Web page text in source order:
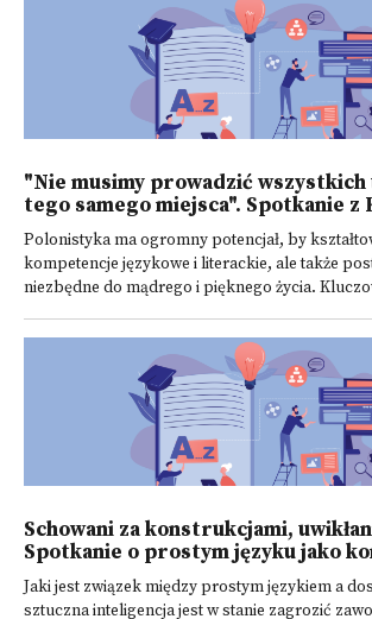
"Nie musimy prowadzić wszystkich
tego samego miejsca". Spotkanie z
Polonistyka ma ogromny potencjał, by
kompetencje językowe i literackie, ale także
niezbędne do mądrego i pięknego życia.
Schowani za konstrukcjami,
Spotkanie o prostym języku jako
Jaki jest związek między prostym językiem a
sztuczna inteligencja jest w stanie zagrozić